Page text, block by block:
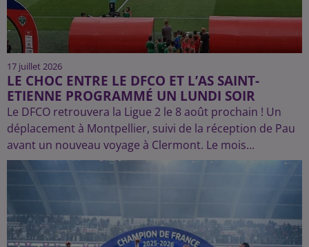
17 juillet 2026
LE CHOC ENTRE LE DFCO ET L’AS SAINT-
ETIENNE PROGRAMMÉ UN LUNDI SOIR
Le DFCO retrouvera la Ligue 2 le 8 août prochain ! Un
déplacement à Montpellier, suivi de la réception de Pau
avant un nouveau voyage à Clermont. Le mois...